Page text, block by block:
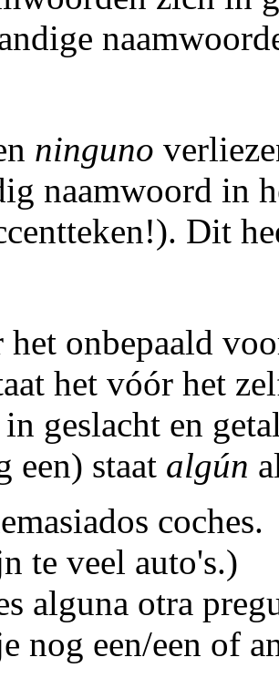
ninguno
naamwoord in
Dit
het onbepaald
het vóór het
in geslacht en
een) staat algún
coches.
te veel auto's.)
alguna otra
nog een/een of